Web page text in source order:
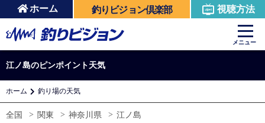
ホーム 釣りビジョン倶楽部 視聴方法
メニュー
江ノ島のピンポイント天気
ホーム 釣り場の天気
全国 関東 神奈川県 江ノ島